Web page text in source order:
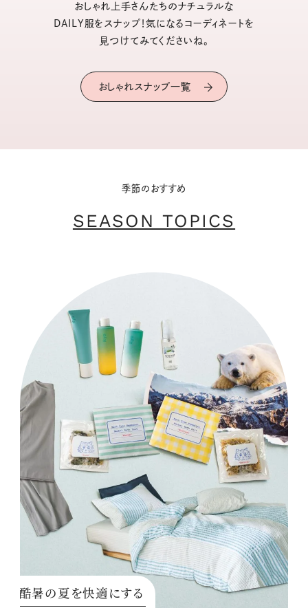
おしゃれ上手さんたちのナチュラルな
DAILY服をスナップ！気になるコーディネートを
見つけてみてくださいね。
おしゃれスナップ一覧
季節のおすすめ
SEASON TOPICS
酷暑の夏を快適にする